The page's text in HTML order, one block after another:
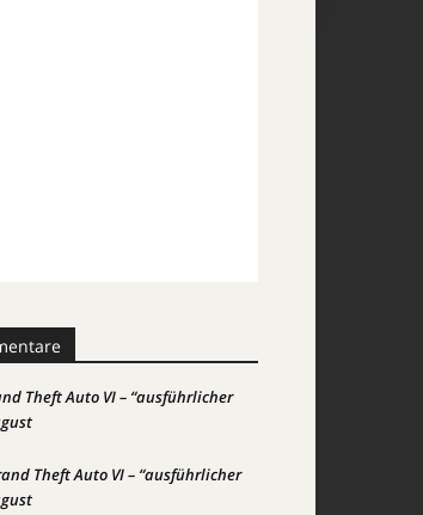
Theft Auto VI – “ausführlicher
Theft Auto VI – “ausführlicher